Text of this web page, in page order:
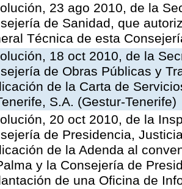
23 ago 2010, de la
de Sanidad, que
Técnica de esta
18 oct 2010, de la
de Obras Públicas y
de la Carta de
S.A. (Gestur-Tenerife)
20 oct 2010, de la
de Presidencia,
de la Adenda al
y la Consejería de
de una Oficina de